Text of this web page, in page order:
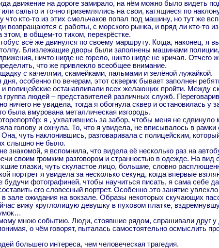
движение на дороге замирало, на нём можно было видеть
сальто и точно приземлялись на свои, катящиеся по
что кто-то из этих смельчаков попал под машину, но тут же
возвращаются с работы, с морского рынка, и вряд ли кто-то
этом, в общем-то тихом, перекрёстке.
всё же двинулся по своему маршруту. Когда, наконец, я
толпу. Близлежащие дворы были заполнены машинами
ничто нигде не горело, никто нигде не кричал.
что же привлекло всеобщее внимание.
с качелями, скамейками, пальмами и зелёной лужайкой.
особенно по вечерам, этот скверик бывает заполнен
полицейские останавливали всех желающих пройти. Между
группа людей – представителей различных служб.
ничего не увидела, тогда я обогнула сквер и остановилась
была вмурована металлическая изгородь.
я , ухватившись за забор, чтобы меня не
голову и охнула. То, что я увидела, не вписывалось в
чуть наклонившись, разговаривала с полицейским,
слышно не было.
знакомой, я вспомнила, что видела её несколько раз на
своим громким разговором и странностью в одежде. На
глазки, чуть скуластое лицо, большие, словно
портрет я увидела за несколько секунд, когда впервые
будучи фотографиней, чтобы научиться писать, я сама себе
его словесный портрет. Особенно это занятие
в зале ожидания на вокзале. Образы некоторых скучающих
вижу круглолицую девушку в пуховом платке,
мною событию. Люди, стоявшие рядом, спрашивали друг у
о чём говорят, пыталась самостоятельно осмыслить
большего интереса, чем человеческая трагедия.